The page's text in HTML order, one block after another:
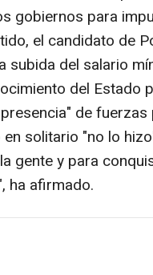
gobiernos para
el candidato de
subida del salario
del Estado
de
solitario "no lo
gente y para
ha afirmado.